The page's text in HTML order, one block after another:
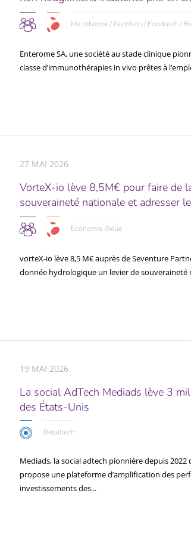
Microbiome / Nutrition / Foodtech /
Enterome SA, une société au stade clinique
classe d’immunothérapies in vivo prêtes à
27 MAI 2026
VorteX-io lève 8,5M€ pour faire de
souveraineté nationale et adresser
Economie Bleue
vorteX-io lève 8,5 M€ auprès de Seventure
donnée hydrologique un levier de souveraineté
19 MAI 2026
La social AdTech Mediads lève 3
des États-Unis
Retailtech
Mediads, la social adtech pionnière depuis
propose une plateforme d’amplification des
investissements des...